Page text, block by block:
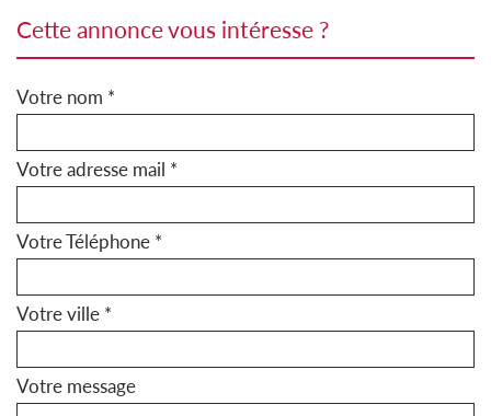
cette annonce vous intéresse ?
Votre nom *
Votre adresse mail *
Votre Téléphone *
Votre ville *
Votre message